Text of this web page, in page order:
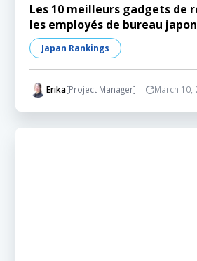
Les 10 meilleurs gadgets de
les employés de bureau
Japan Rankings
Erika[Project Manager] March 10,